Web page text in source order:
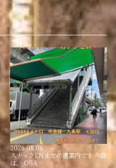
2026.08.06
スナックENまでの道案内です 今回
は、 OSA…